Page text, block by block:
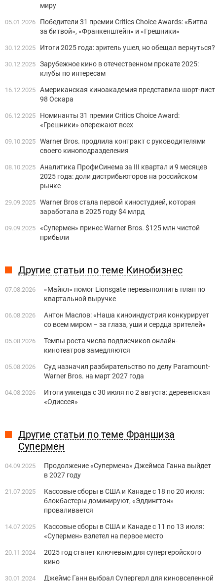
миру
05.01.2026
Победители 31 премии Critics Choice Awards: «Битва
за битвой», «Франкенштейн» и «Грешники»
30.12.2025 Итоги 2025 года: зритель ушел, но обещал вернуться?
30.12.2025 Зарубежное кино в отечественном прокате 2025:
клубы по интересам
16.12.2025 Американская киноакадемия представила шорт-лист
98 Оскара
06.12.2025
Номинанты 31 премии Critics Choice Award:
«Грешники» опережают всех
09.10.2025 Warner Bros. продлила контракт с руководителями
своего киноподразделения
08.10.2025 Аналитика ПрофиСинема за III квартал и 9 месяцев
2025 года: доли дистрибьюторов на российском
рынке
29.09.2025 Warner Bros стала первой киностудией, которая
заработала в 2025 году $4 млрд
09.09.2025 «Супермен» принес Warner Bros. $125 млн чистой
прибыли
Другие статьи по теме Кинобизнес
07.08.2026
«Майкл» помог Lionsgate перевыполнить план по
квартальной выручке
06.08.2026
Антон Маслов: «Наша киноиндустрия конкурирует
со всем миром – за глаза, уши и сердца зрителей»
05.08.2026
Темпы роста числа подписчиков онлайн-
кинотеатров замедляются
05.08.2026
Суд назначил разбирательство по делу Paramount-
Warner Bros. на март 2027 года
04.08.2026
Итоги уикенда с 30 июля по 2 августа: деревенская
«Одиссея»
Другие статьи по теме Франшиза
Супермен
04.09.2025
Продолжение «Супермена» Джеймса Ганна выйдет
в 2027 году
21.07.2025
Кассовые сборы в США и Канаде с 18 по 20 июля:
блокбастеры доминируют, «Эддингтон»
проваливается
14.07.2025
Кассовые сборы в США и Канаде с 11 по 13 июля:
«Супермен» взлетел на первое место
20.11.2024
2025 год станет ключевым для супергеройского
кино
30.01.2024
Джеймс Ганн выбрал Супергерл для киновселенной